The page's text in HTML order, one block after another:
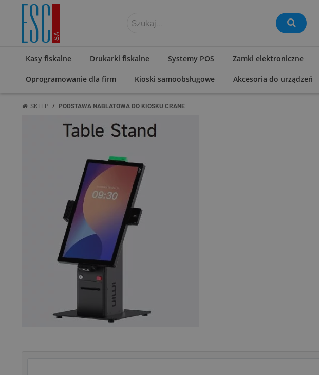
ZALOGUJ SIĘ
Kasy fiskalne Drukarki fiskalne Systemy POS Zamki elektroniczne
Oprogramowanie dla firm Kioski samoobsługowe Akcesoria do urządzeń
SKLEP / PODSTAWA NABLATOWA DO KIOSKU CRANE